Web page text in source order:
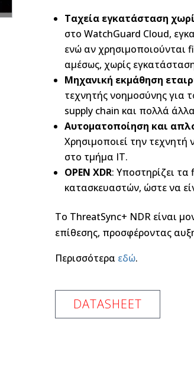
Ταχεία εγκατάσταση
στο WatchGuard Cloud,
ενώ αν χρησιμοποιούνται
αμέσως, χωρίς
Μηχανική εκμάθηση
τεχνητής νοημοσύνης για
supply chain και πολλά
Αυτοματοποίηση και
Χρησιμοποιεί την τεχνητή
στο τμήμα IT.
OPEN XDR: Υποστηρίζει
κατασκευαστών, ώστε να
To ThreatSync+ NDR είναι
επίθεσης, προσφέροντας
Περισσότερα εδώ.
DATASHEET